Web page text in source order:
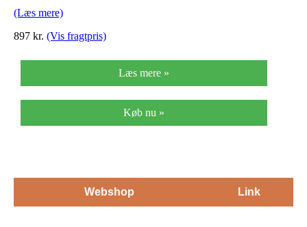
(Læs mere)
897 kr. (Vis fragtpris)
Læs mere »
Køb nu »
Webshop Link